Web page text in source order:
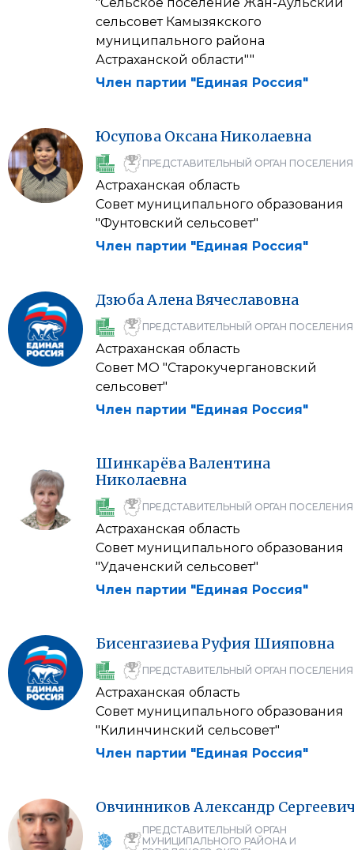
сельсовет Камызякского
муниципального района
Астраханской области""
Член партии "Единая Россия"
Юсупова ОксанаНиколаевна
ПРЕДСТАВИТЕЛЬНЫЙ ОРГАН ПОСЕЛЕНИЯ
Астраханская область
Совет муниципального образования
"Фунтовский сельсовет"
Член партии "Единая Россия"
ДзюбаАленаВячеславовна
ПРЕДСТАВИТЕЛЬНЫЙ ОРГАН ПОСЕЛЕНИЯ
Астраханская область
Совет МО "Старокучергановский
сельсовет"
Член партии "Единая Россия"
ШинкарёваВалентина
Николаевна
ПРЕДСТАВИТЕЛЬНЫЙ ОРГАН ПОСЕЛЕНИЯ
Астраханская область
Совет муниципального образования
"Удаченский сельсовет"
Член партии "Единая Россия"
БисенгазиеваРуфия Шияповна
ПРЕДСТАВИТЕЛЬНЫЙ ОРГАН ПОСЕЛЕНИЯ
Астраханская область
Совет муниципального образования
"Килинчинский сельсовет"
Член партии "Единая Россия"
Овчинников Александр
ПРЕДСТАВИТЕЛЬНЫЙ ОРГАН
МУНИЦИПАЛЬНОГО РАЙОНА И